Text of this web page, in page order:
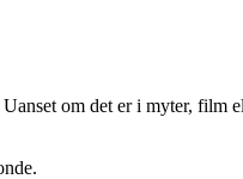
om det er i myter, film